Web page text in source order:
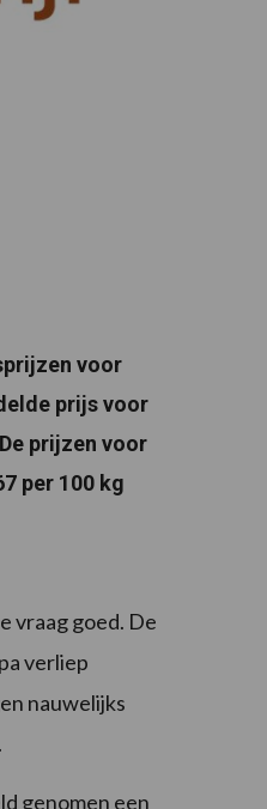
voor
prijs voor
prijzen voor
per 100 kg
vraag goed. De
verliep
nauwelijks
genomen een